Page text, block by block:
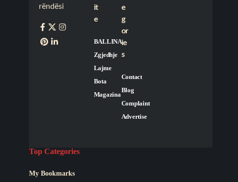
rëndësi
it
e
BALLINA
Zgjedhje
Lajme
Bota
Magazina
e
g
or
ie
s
Contact
Blog
Complaint
Advertise
Top Categories
My Bookmarks